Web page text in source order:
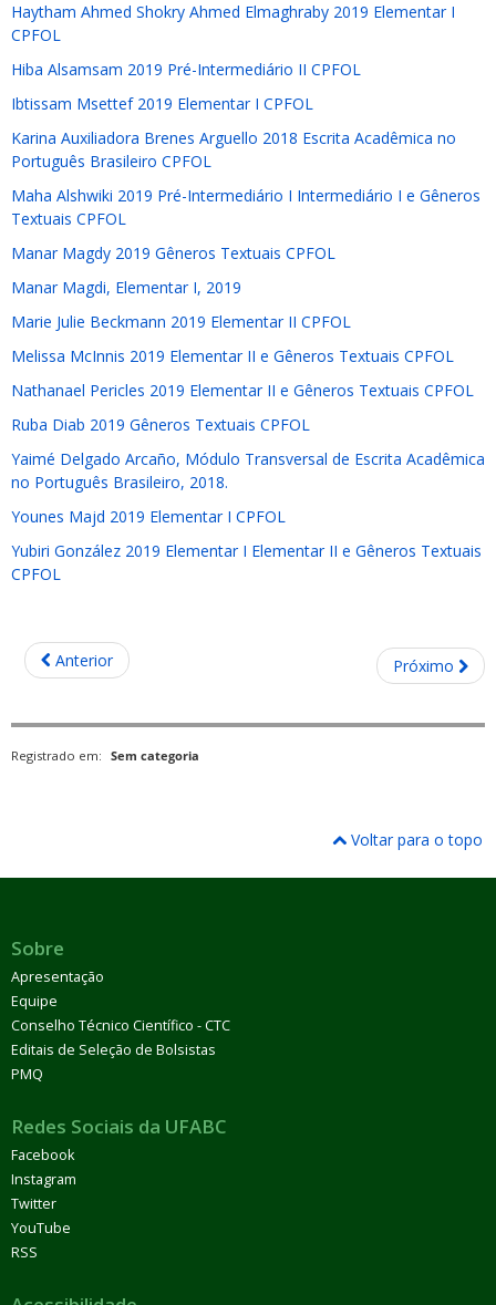
Haytham Ahmed Shokry Ahmed Elmaghraby 2019 Elementar I
CPFOL
Hiba Alsamsam 2019 Pré-Intermediário II CPFOL
Ibtissam Msettef 2019 Elementar I CPFOL
Karina Auxiliadora Brenes Arguello 2018 Escrita Acadêmica no
Português Brasileiro CPFOL
Maha Alshwiki 2019 Pré-Intermediário I Intermediário I e Gêneros
Textuais CPFOL
Manar Magdy 2019 Gêneros Textuais CPFOL
Manar Magdi, Elementar I, 2019
Marie Julie Beckmann 2019 Elementar II CPFOL
Melissa McInnis 2019 Elementar II e Gêneros Textuais CPFOL
Nathanael Pericles 2019 Elementar II e Gêneros Textuais CPFOL
Ruba Diab 2019 Gêneros Textuais CPFOL
Yaimé Delgado Arcaño, Módulo Transversal de Escrita Acadêmica
no Português Brasileiro, 2018.
Younes Majd 2019 Elementar I CPFOL
Yubiri González 2019 Elementar I Elementar II e Gêneros Textuais
CPFOL
Anterior Próximo
Registrado em: Sem categoria
Voltar para o topo
Sobre
Apresentação
Equipe
Conselho Técnico Científico - CTC
Editais de Seleção de Bolsistas
PMQ
Redes Sociais da UFABC
Facebook
Instagram
Twitter
YouTube
RSS